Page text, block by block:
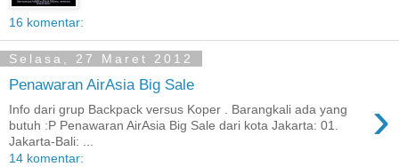
16 komentar:
Selasa, 27 Maret 2012
Penawaran AirAsia Big Sale
›
Info dari grup Backpack versus Koper . Barangkali ada yang
butuh :P Penawaran AirAsia Big Sale dari kota Jakarta: 01.
Jakarta-Bali: ...
14 komentar: